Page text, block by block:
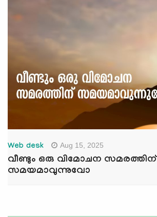
Web desk Aug 15, 2025
വീണ്ടും ഒരു വിമോചന സമരത്തിന്
സമയമാവുന്നുവോ